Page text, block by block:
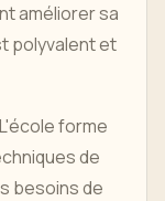
améliorer sa
polyvalent et
forme
de
besoins de